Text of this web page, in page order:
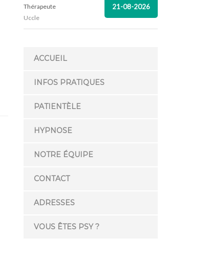
Thérapeute
Uccle
21-08-2026
ACCUEIL
INFOS PRATIQUES
PATIENTÈLE
HYPNOSE
NOTRE ÉQUIPE
CONTACT
ADRESSES
VOUS ÊTES PSY ?